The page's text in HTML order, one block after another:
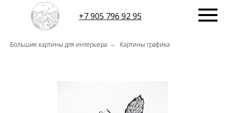
+7 905 796 92 95
Большие картины для интерьера → Картины графика